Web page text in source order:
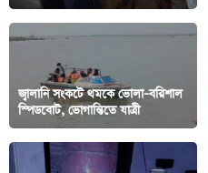
জ্বালানি সংকটে থমকে ভোলা–বরিশাল
স্পিডবোট, ভোগান্তিতে যাত্রী